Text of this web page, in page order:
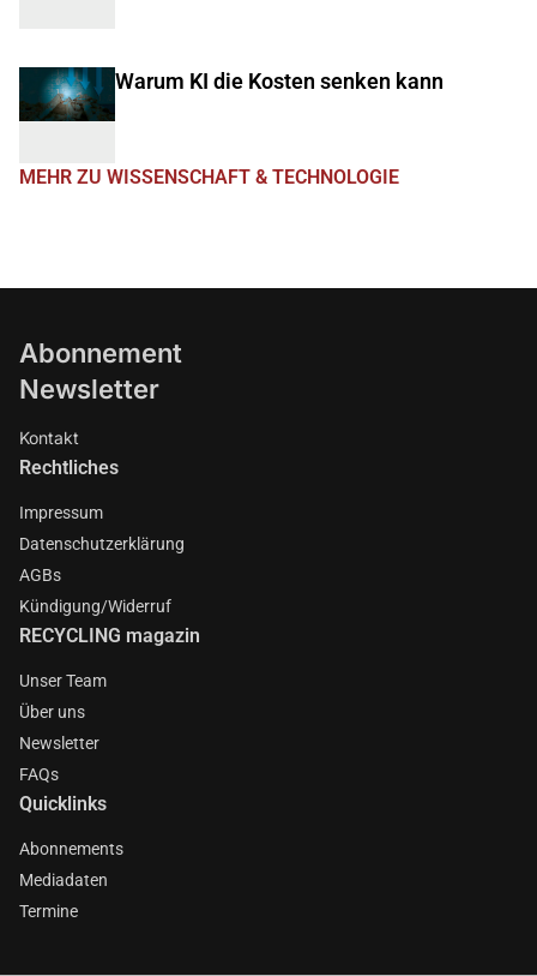
Warum KI die Kosten senken kann
MEHR ZU WISSENSCHAFT & TECHNOLOGIE
Abonnement
Newsletter
Kontakt
Rechtliches
Impressum
Datenschutzerklärung
AGBs
Kündigung/Widerruf
RECYCLING magazin
Unser Team
Über uns
Newsletter
FAQs
Quicklinks
Abonnements
Mediadaten
Termine